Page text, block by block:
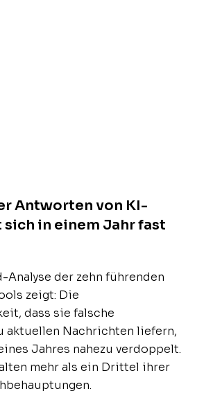
Antworten von KI-
in einem Jahr fast
Analyse der zehn führenden
zeigt: Die
dass sie falsche
aktuellen Nachrichten liefern,
Jahres nahezu verdoppelt.
mehr als ein Drittel ihrer